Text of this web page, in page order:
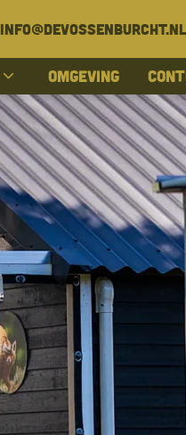
info@devossenburcht.nl
Omgeving